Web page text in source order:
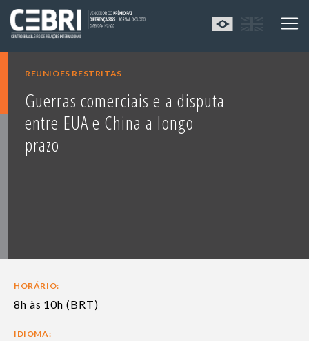
REUNIÕES RESTRITAS
Guerras comerciais e a disputa
entre EUA e China a longo
prazo
HORÁRIO:
8h às 10h (BRT)
IDIOMA: